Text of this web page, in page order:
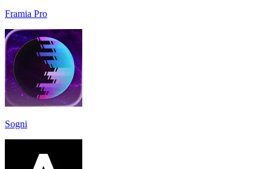
Framia Pro
Sogni